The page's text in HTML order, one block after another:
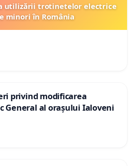
utilizării trotinetelor electrice
minori în România
privind modificarea
General al orașului Ialoveni